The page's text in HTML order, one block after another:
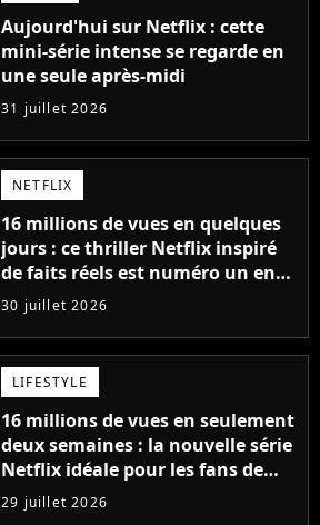
Aujourd'hui sur Netflix : cette
mini-série intense se regarde en
une seule après-midi
31 juillet 2026
NETFLIX
16 millions de vues en quelques
jours : ce thriller Netflix inspiré
de faits réels est numéro un en
France
30 juillet 2026
LIFESTYLE
16 millions de vues en seulement
deux semaines : la nouvelle série
Netflix idéale pour les fans de
Yellowstone
29 juillet 2026